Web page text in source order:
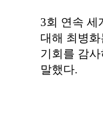
3회 연속 세
대해 최병화
기회를 감
말했다.